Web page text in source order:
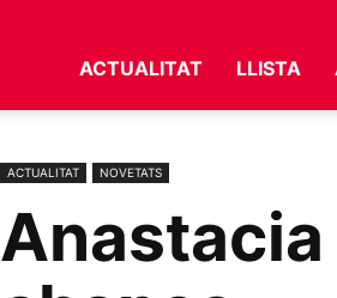
ACTUALITAT LLISTA
ACTUALITAT NOVETATS